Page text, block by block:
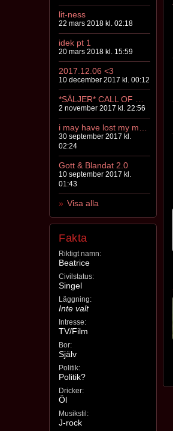
lit-ness
22 mars 2018 kl. 02:18
idek pt 1
20 mars 2018 kl. 15:59
2017.12.06 <3
10 december 2017 kl. 00:12
2 november 2017 kl. 22:56
30 september 2017 kl.
02:24
Gott & Blandat 2.0
10 september 2017 kl.
01:43
Visa alla
Fakta
Riktigt namn:
Beatrice
Civilstatus:
Singel
Läggning:
Inte valt
Intresse:
TV/Film
Bor:
Själv
Politik:
Politik?
Dricker:
Öl
Musikstil:
J-rock